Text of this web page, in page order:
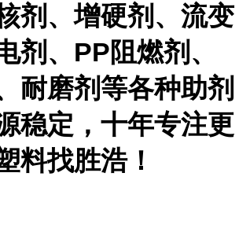
剂、增硬剂、流变
剂、 PP阻燃剂、
耐磨剂等各种助剂
稳定，十年专注更
料找胜浩！